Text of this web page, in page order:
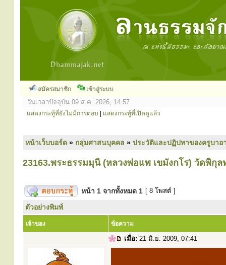
สมัครสมาชิก เข้าสู่ระบบ
วันเวลาปัจจุบัน 09 ส.ค. 2026, 14:57
แสดงกระทู้ที่ยังไม่มีการตอบ แสดงกระทู้ที่เปิดดูแล้ว
หน้าเว็บบอร์ด » กลุ่มศาสนบุคคล » ประวัติและปฏิปทาของครูบาอ
23163.พระธรรมมุนี (หลวงพ่อแพ เขมังกโร) วัดพิกุล
หน้า 1 จากทั้งหมด 1 [ 8 โพสต์ ]
ตัวอย่างพิมพ์
เจ้าของ ข้อความ
เมื่อ: 21 มิ.ย. 2009, 07:41